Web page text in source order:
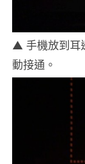
▲ 手機放到耳
動接通。